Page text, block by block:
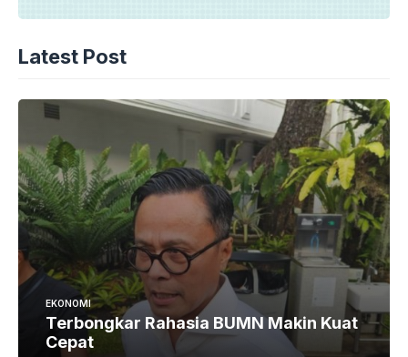
Latest Post
EKONOMI
Terbongkar Rahasia BUMN Makin Kuat
Cepat